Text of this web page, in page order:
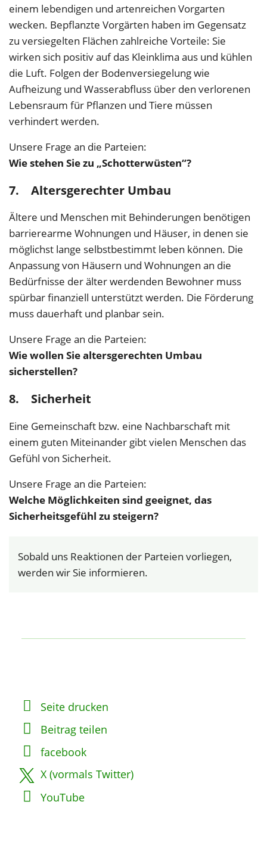
einem lebendigen und artenreichen Vorgarten
wecken. Bepflanzte Vorgärten haben im Gegensatz
zu versiegelten Flächen zahlreiche Vorteile: Sie
wirken sich positiv auf das Kleinklima aus und kühlen
die Luft. Folgen der Bodenversiegelung wie
Aufheizung und Wasserabfluss über den verlorenen
Lebensraum für Pflanzen und Tiere müssen
verhindert werden.
Unsere Frage an die Parteien:
Wie stehen Sie zu „Schotterwüsten“?
7. Altersgerechter Umbau
Ältere und Menschen mit Behinderungen benötigen
barrierearme Wohnungen und Häuser, in denen sie
möglichst lange selbstbestimmt leben können. Die
Anpassung von Häusern und Wohnungen an die
Bedürfnisse der älter werdenden Bewohner muss
spürbar finanziell unterstützt werden. Die Förderung
muss dauerhaft und planbar sein.
Unsere Frage an die Parteien:
Wie wollen Sie altersgerechten Umbau
sicherstellen?
8. Sicherheit
Eine Gemeinschaft bzw. eine Nachbarschaft mit
einem guten Miteinander gibt vielen Menschen das
Gefühl von Sicherheit.
Unsere Frage an die Parteien:
Welche Möglichkeiten sind geeignet, das
Sicherheitsgefühl zu steigern?
Sobald uns Reaktionen der Parteien vorliegen,
werden wir Sie informieren.
Seite drucken
Beitrag teilen
facebook
X (vormals Twitter)
YouTube